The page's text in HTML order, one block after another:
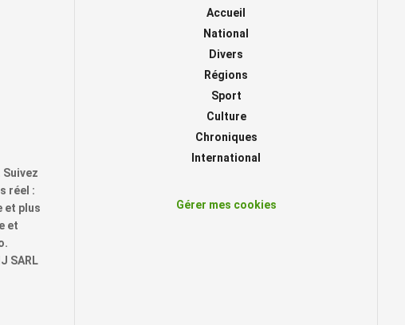
réel :
et plus
et
SARL
Accueil
National
Divers
Régions
Sport
Culture
Chroniques
International
Gérer mes cookies